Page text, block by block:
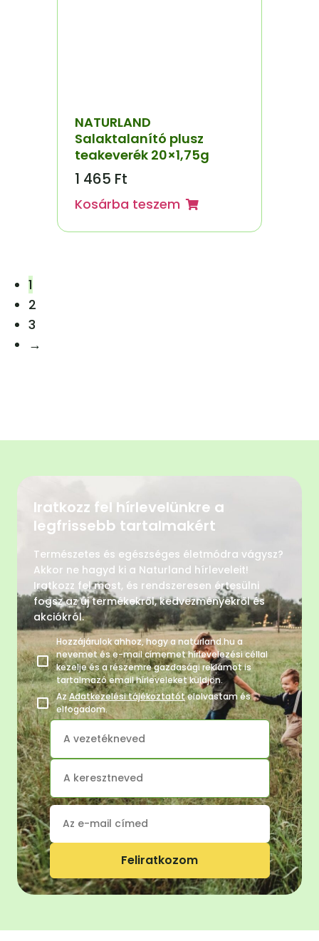
NATURLAND
Salaktalanító plusz
teakeverék 20×1,75g
1 465 Ft
Kosárba teszem
1
2
3
→
Iratkozz fel hírlevelünkre a
legfrissebb tartalmakért
Természetes és egészséges életmódra vágysz?
Akkor ne hagyd ki a Naturland hírleveleit!
Iratkozz fel most, és rendszeresen értesülni
fogsz az új termékekről, kedvezményekről és
akciókról.
Hozzájárulok ahhoz, hogy a naturland.hu a
nevemet és e-mail címemet hírlevelezési céllal
kezelje és a részemre gazdasági reklámot is
tartalmazó email hírleveleket küldjön.
AzAdatkezelési tájékoztatótelolvastam és
elfogadom.
Feliratkozom